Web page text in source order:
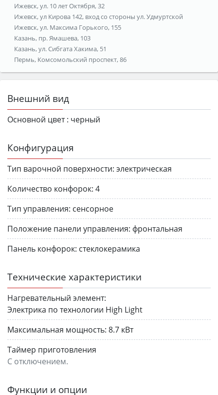
Ижевск, ул. 10 лет Октября, 32
Ижевск, ул Кирова 142, вход со стороны ул. Удмуртской
Ижевск, ул. Максима Горького, 155
Казань, пр. Ямашева, 103
Казань, ул. Сибгата Хакима, 51
Пермь, Комсомольский проспект, 86
Внешний вид
Основной цвет : черный
Конфигурация
Тип варочной поверхности: электрическая
Количество конфорок: 4
Тип управления: сенсорное
Положение панели управления: фронтальная
Панель конфорок: стеклокерамика
Технические характеристики
Нагревательный элемент:
Электрика по технологии High Light
Максимальная мощность: 8.7 кВт
Таймер приготовления
С отключением.
Функции и опции